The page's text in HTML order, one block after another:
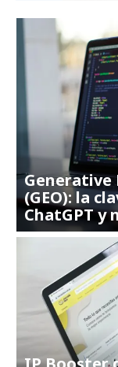
Generative
(GEO): la
ChatGPT y